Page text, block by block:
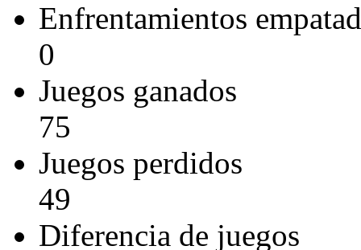
Enfrentamientos
0
Juegos ganados
75
Juegos perdidos
49
Diferencia de juegos